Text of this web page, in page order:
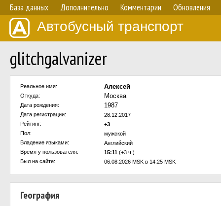
База данных Дополнительно Комментарии Обновления
Автобусный транспорт
glitchgalvanizer
Реальное имя: Алексей
Откуда: Москва
Дата рождения: 1987
Дата регистрации:
28.12.2017
Рейтинг:
+3
Пол:
мужской
Владение языками:
Английский
Время у пользователя:
15:11 (+3 ч.)
Был на сайте:
06.08.2026 MSK в 14:25 MSK
География